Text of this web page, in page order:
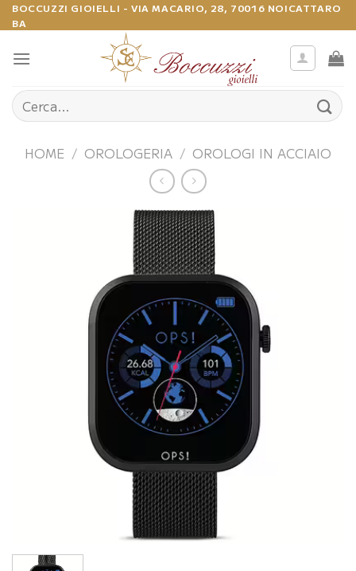
Salta
ai
contenuti
BOCCUZZI GIOIELLI - VIA MACARIO, 28, 70016 NOICATTARO
BA
Cerca:
HOME / OROLOGERIA / OROLOGI IN ACCIAIO